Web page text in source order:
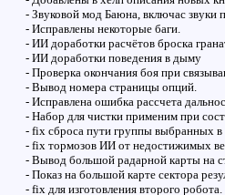
- Звуковой мод Баюна, включас звуки
- Исправлены некоторые баги.
- ИИ доработки расчётов броска
- ИИ доработки поведения в дыму
- Проверка окончания боя при
- Вывод номера страницы опций.
- Исправлена ошибка рассчета
- Набор для чистки применим при
- fix сброса пути группы выбранных в
- fix тормозов ИИ от недостижимых
- Вывод большой радарной карты на
- Показ на большой карте сектора
- fix для изготовления второго робота.